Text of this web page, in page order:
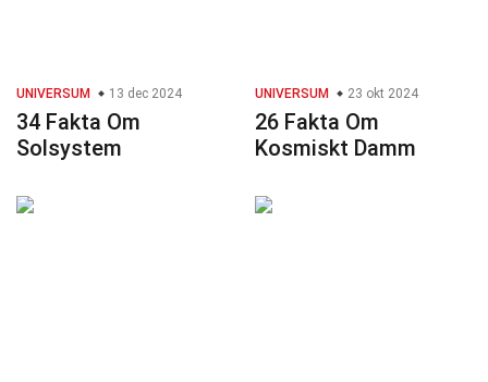
UNIVERSUM 13 dec 2024
34 Fakta Om
Solsystem
UNIVERSUM 23 okt 2024
26 Fakta Om
Kosmiskt Damm